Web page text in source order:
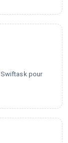
Swiftask pour